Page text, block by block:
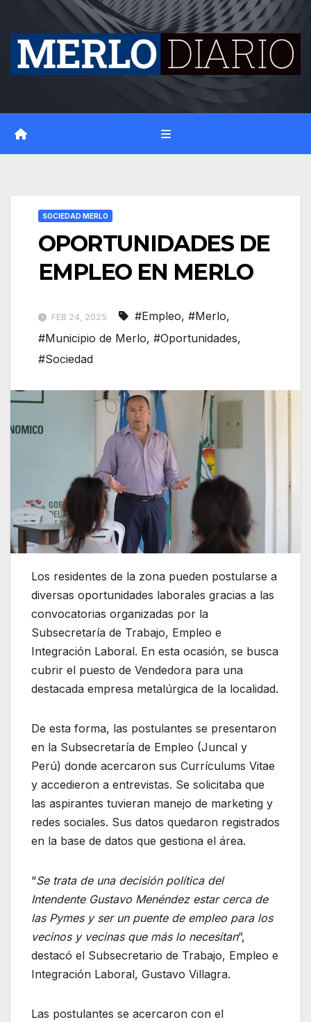
content
SOCIEDAD MERLO
OPORTUNIDADES DE
EMPLEO EN MERLO
FEB 24, 2025 #Empleo, #Merlo,
#Municipio de Merlo, #Oportunidades,
#Sociedad
Los residentes de la zona pueden postularse a
diversas oportunidades laborales gracias a las
convocatorias organizadas por la
Subsecretaría de Trabajo, Empleo e
Integración Laboral. En esta ocasión, se busca
cubrir el puesto de Vendedora para una
destacada empresa metalúrgica de la localidad.
De esta forma, las postulantes se presentaron
en la Subsecretaría de Empleo (Juncal y
Perú) donde acercaron sus Currículums Vitae
y accedieron a entrevistas. Se solicitaba que
las aspirantes tuvieran manejo de marketing y
redes sociales. Sus datos quedaron registrados
en la base de datos que gestiona el área.
“Se trata de una decisión política del
Intendente Gustavo Menéndez estar cerca de
las Pymes y ser un puente de empleo para los
vecinos y vecinas que más lo necesitan”,
destacó el Subsecretario de Trabajo, Empleo e
Integración Laboral, Gustavo Villagra.
Las postulantes se acercaron con el